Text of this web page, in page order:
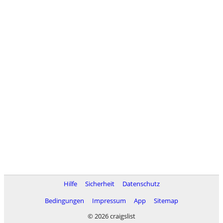
Hilfe Sicherheit
Datenschutz
Bedingungen
Impressum App
Sitemap
© 2026 craigslist